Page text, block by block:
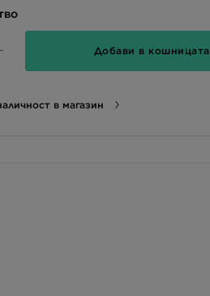
Добави в кошницата
в магазин